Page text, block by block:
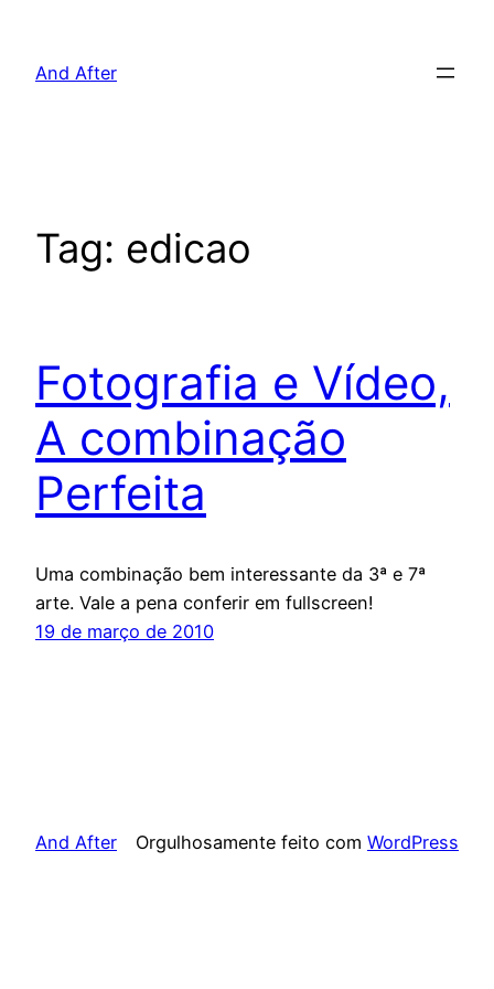
And After
Tag: edicao
Fotografia e Vídeo,
A combinação
Perfeita
Uma combinação bem interessante da 3ª e 7ª
arte. Vale a pena conferir em fullscreen!
19 de março de 2010
And After Orgulhosamente feito com WordPress